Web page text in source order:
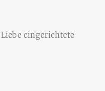
eingerichtete